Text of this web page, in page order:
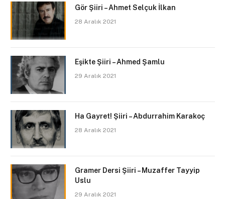
Gör Şiiri – Ahmet Selçuk İlkan
28 Aralık 2021
Eşikte Şiiri – Ahmed Şamlu
29 Aralık 2021
Ha Gayret! Şiiri – Abdurrahim Karakoç
28 Aralık 2021
Gramer Dersi Şiiri – Muzaffer Tayyip
Uslu
29 Aralık 2021